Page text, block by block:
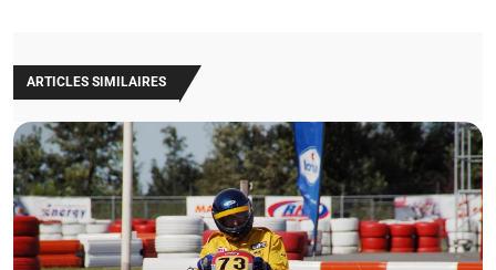
ARTICLES SIMILAIRES